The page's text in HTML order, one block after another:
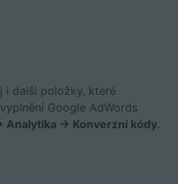
i další položky, které
Google AdWords
Analytika -> Konverzní kódy.